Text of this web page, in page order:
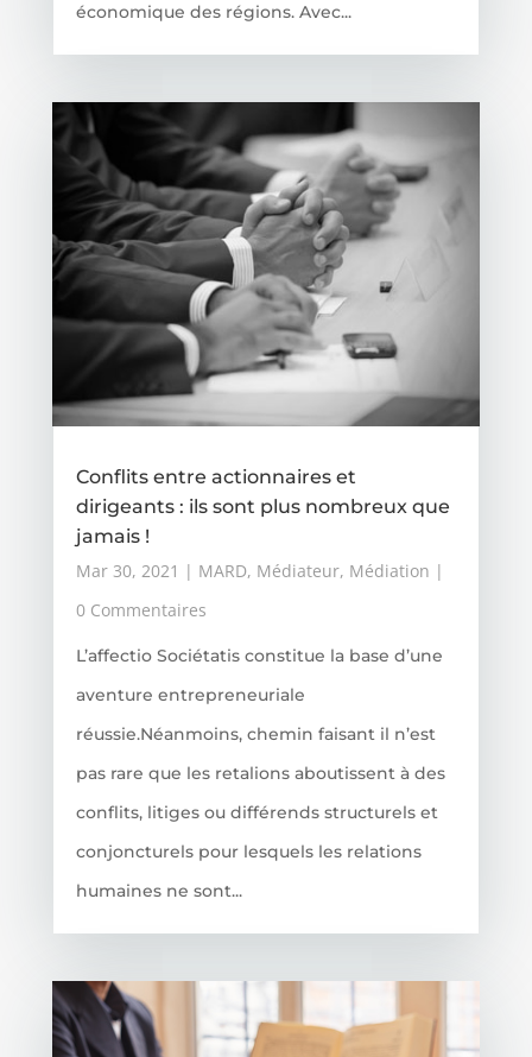
économique des régions. Avec...
Conflits entre actionnaires et
dirigeants : ils sont plus nombreux que
jamais !
Mar 30, 2021 | MARD, Médiateur, Médiation |
0 Commentaires
L’affectio Sociétatis constitue la base d’une
aventure entrepreneuriale
réussie.Néanmoins, chemin faisant il n’est
pas rare que les retalions aboutissent à des
conflits, litiges ou différends structurels et
conjoncturels pour lesquels les relations
humaines ne sont...